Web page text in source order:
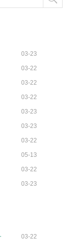
03-23
03-22
03-22
03-22
03-23
03-23
03-22
05-13
03-22
03-23
03-22